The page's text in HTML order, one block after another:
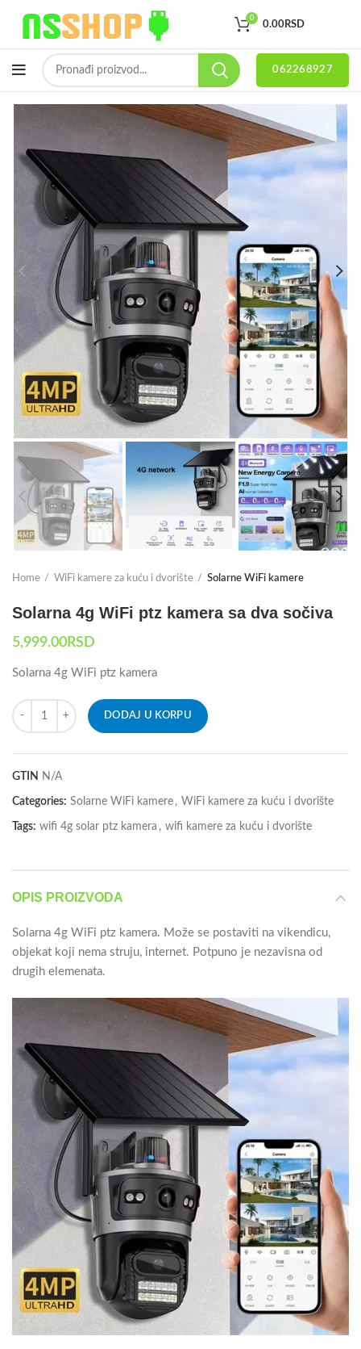
0
0.00RSD
062268927
Home WiFi kamere za kuću i dvorište Solarne WiFi kamere
Solarna 4g WiFi ptz kamera sa dva sočiva
5,999.00RSD
Solarna 4g WiFi ptz kamera
DODAJ U KORPU
GTIN N/A
Categories: Solarne WiFi kamere , WiFi kamere za kuću i dvorište
Tags: wifi 4g solar ptz kamera , wifi kamere za kuću i dvorište
OPIS PROIZVODA
Solarna 4g WiFi ptz kamera. Može se postaviti na vikendicu,
objekat koji nema struju, internet. Potpuno je nezavisna od
drugih elemenata.